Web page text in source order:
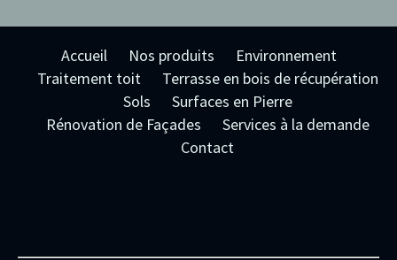
Accueil Nos produits
Environnement
Traitement toit
Terrasse en bois de récupération
Sols
Surfaces en Pierre
Rénovation de Façades
Services à la demande
Contact